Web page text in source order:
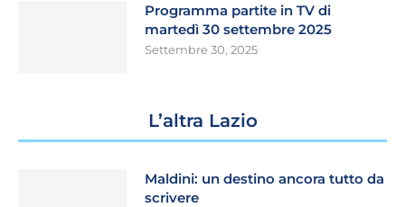
Programma partite in TV di
martedì 30 settembre 2025
Settembre 30, 2025
L’altra Lazio
Maldini: un destino ancora tutto da
scrivere